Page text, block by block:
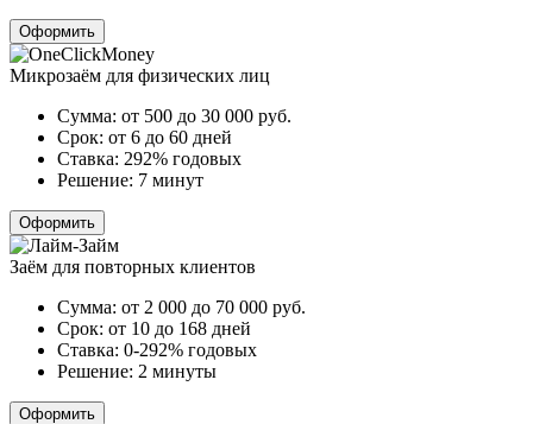
Оформить
Микрозаём для физических лиц
Сумма: от 500 до 30 000 руб.
Срок: от 6 до 60 дней
Ставка: 292% годовых
Решение: 7 минут
Оформить
Заём для повторных клиентов
Сумма: от 2 000 до 70 000 руб.
Срок: от 10 до 168 дней
Ставка: 0-292% годовых
Решение: 2 минуты
Оформить